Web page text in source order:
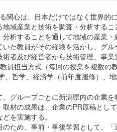
関心は、日本だけではなく世界
域産業と技術を調査・分析する
析することを通して地域の産業
た教員がその経験を活かし、グ
者及び経営者から技術管理、事
員担当方式（毎回の授業を複数の
、哲学、経済学（前年度履修）、
グループごとに新潟県内の企業
材の成果は、企業のPR原稿とし
を実施する。
ため、事前・事後学習として、